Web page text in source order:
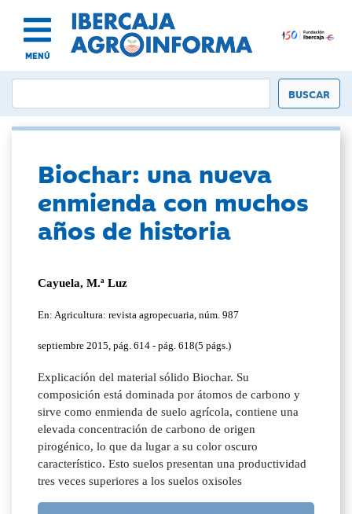
MENÚ
Biochar: una nueva
enmienda con muchos
años de historia
Cayuela, M.ª Luz
En: Agricultura: revista agropecuaria, núm. 987
septiembre 2015, pág. 614 - pág. 618(5 págs.)
Explicación del material sólido Biochar. Su
composición está dominada por átomos de carbono y
sirve como enmienda de suelo agrícola, contiene una
elevada concentración de carbono de origen
pirogénico, lo que da lugar a su color oscuro
característico. Esto suelos presentan una productividad
tres veces superiores a los suelos oxisoles